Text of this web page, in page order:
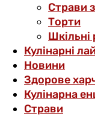
Страви
Торти
Шкільні
Кулінарні
Новини
Здорове
Кулінарна
Страви